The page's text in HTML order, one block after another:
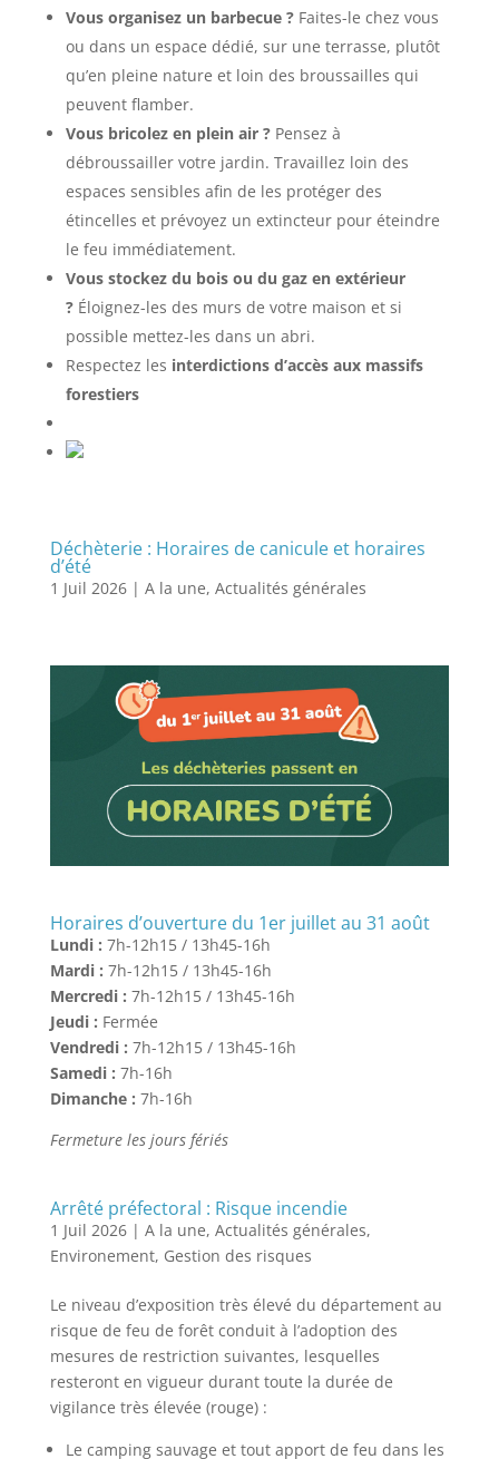
Vous organisez un barbecue ? Faites-le chez vous
ou dans un espace dédié, sur une terrasse, plutôt
qu’en pleine nature et loin des broussailles qui
peuvent flamber.
Vous bricolez en plein air ?Pensez à
débroussailler votre jardin. Travaillez loin des
espaces sensibles afin de les protéger des
étincelles et prévoyez un extincteur pour éteindre
le feu immédiatement.
Vous stockez du bois ou du gaz en extérieur
?Éloignez-les des murs de votre maison et si
possible mettez-les dans un abri.
Respectez les interdictions d’accès aux massifs
forestiers
Déchèterie : Horaires de canicule et horaires
d’été
1 Juil 2026| A la une, Actualités générales
Horaires d’ouverture du 1er juillet au 31 août
Lundi : 7h-12h15 / 13h45-16h
Mardi : 7h-12h15 / 13h45-16h
Mercredi : 7h-12h15 / 13h45-16h
Jeudi : Fermée
Vendredi : 7h-12h15 / 13h45-16h
Samedi : 7h-16h
Dimanche : 7h-16h
Fermeture les jours fériés
Arrêté préfectoral : Risque incendie
1 Juil 2026| A la une, Actualités générales,
Environement, Gestion des risques
Le niveau d’exposition très élevé du département au
risque de feu de forêt conduit à l’adoption des
mesures de restriction suivantes, lesquelles
resteront en vigueur durant toute la durée de
vigilance très élevée (rouge) :
Le camping sauvage et tout apport de feu dans les